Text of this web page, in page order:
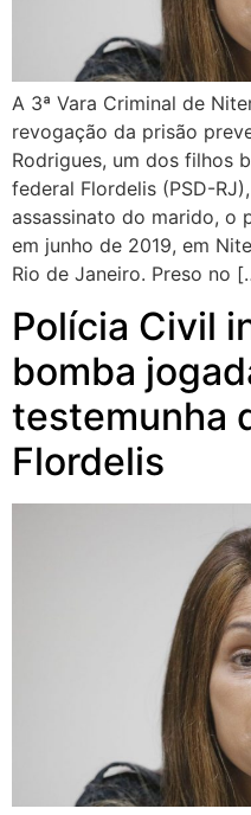
A 3ª Vara Criminal de
revogação da prisão
Rodrigues, um dos filhos
federal Flordelis (PSD-
assassinato do marido, o
em junho de 2019, em
Rio de Janeiro. Preso no
Polícia Civil
bomba
testemunha
Flordelis